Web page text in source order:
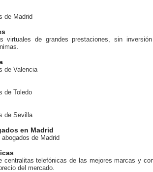
de Madrid
virtuales de grandes prestaciones, sin
de Valencia
de Toledo
de Sevilla
en Madrid
de Madrid
centralitas telefónicas de las mejores marcas y
del mercado.